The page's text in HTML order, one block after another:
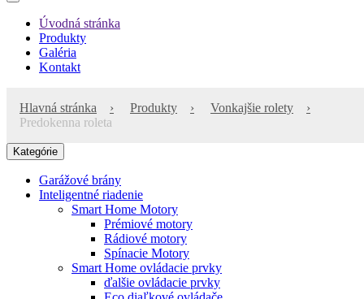
Úvodná stránka
Produkty
Galéria
Kontakt
Hlavná stránka Produkty
Vonkajšie rolety
Predokenna roleta
Kategórie
Garážové brány
Inteligentné riadenie
Smart Home Motory
Prémiové motory
Rádiové motory
Spínacie Motory
Smart Home ovládacie prvky
ďalšie ovládacie prvky